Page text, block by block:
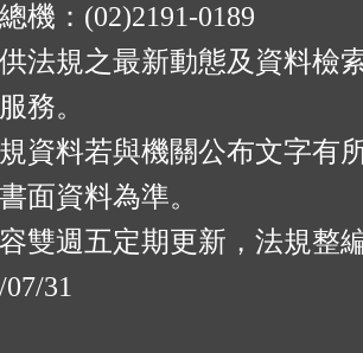
：(02)2191-0189
法規之最新動態及資料檢
務。
資料若與機關公布文字有
面資料為準。
雙週五定期更新，法規整
07/31